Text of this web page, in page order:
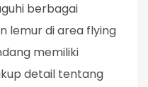
berbagai
lemur di area flying
memiliki
detail tentang